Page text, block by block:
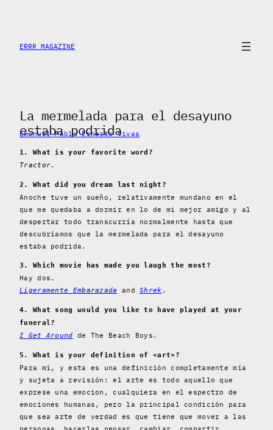
content
ERRR MAGAZINE
La mermelada para el desayuno
estaba podrida
Emanuel Pablo Ernesto Vivas
1. What is your favorite word?
Tractor.
2. What did you dream last night?
Anoche tuve un sueño, relativamente mundano en el
que me quedaba a dormir en lo de mi mejor amigo y al
despertar todo transcurría normalmente hasta que
descubríamos que la mermelada para el desayuno
estaba podrida.
3. Which movie has made you laugh the most?
Hay dos.
Ligeramente Embarazada andShrek .
4. What song would you like to have played at your
funeral?
I Get Around de The Beach Boys.
5. What is your definition of «art»?
Para mí, y esta es una definición completamente mía
y sujeta a revisión: el arte es todo aquello que
exprese una emocion, cualquiera en el espectro de
emociones humanas, pero la principal condición para
que sea arte de verdad es que tiene que mover a las